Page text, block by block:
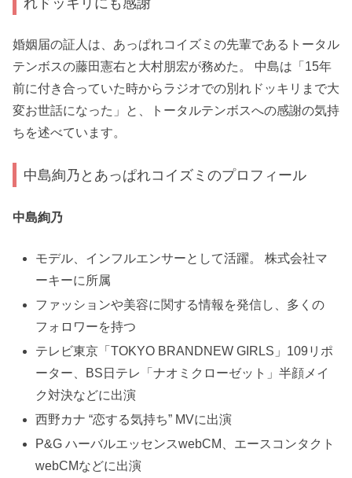
婚姻届の証人は、あっぱれコイズミの先輩であるトータル
テンボスの藤田憲右と大村朋宏が務めた。 中島は「15年
前に付き合っていた時からラジオでの別れドッキリまで大
変お世話になった」と、トータルテンボスへの感謝の気持
ちを述べています。
中島絢乃とあっぱれコイズミのプロフィール
中島絢乃
モデル、インフルエンサーとして活躍。 株式会社マ
ーキーに所属
ファッションや美容に関する情報を発信し、多くの
フォロワーを持つ
テレビ東京「TOKYO BRANDNEW GIRLS」109リポ
ーター、BS日テレ「ナオミクローゼット」半顔メイ
ク対決などに出演
西野カナ “恋する気持ち” MVに出演
P&G ハーバルエッセンスwebCM、エースコンタクト
webCMなどに出演